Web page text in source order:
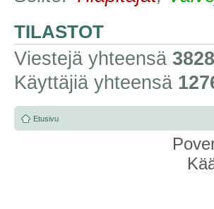
TILASTOT
Viestejä yhteensä
Käyttäjiä yhteensä
Etusivu